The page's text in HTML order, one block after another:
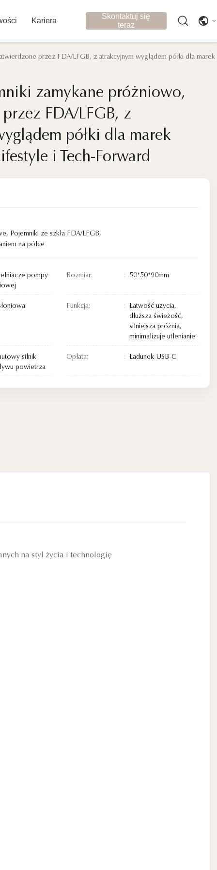
Kariera
Skontaktuj się
teraz
przez FDA/LFGB, z atrakcyjnym wyglądem półki dla marek
zamykane próżniowo,
FDA/LFGB, z
półki dla marek
i Tech-Forward
zamykane próżniowo,
FDA/LFGB, z
półki dla marek
i Tech-Forward
, Pojemniki ze szkła FDA/LFGB,
na półce
pompy
Rozmiar: 50*50*90mm
Funkcja:
Łatwość użycia,
dłuższa świeżość,
silniejsza próżnia,
minimalizuje utlenianie
silnik
powietrza
Opłata: Ładunek USB-C
na styl życia i technologię